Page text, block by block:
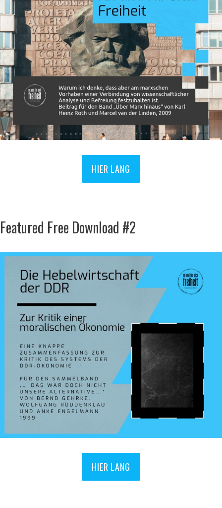
HIER LANG
Featured Free Download #2
HIER LANG